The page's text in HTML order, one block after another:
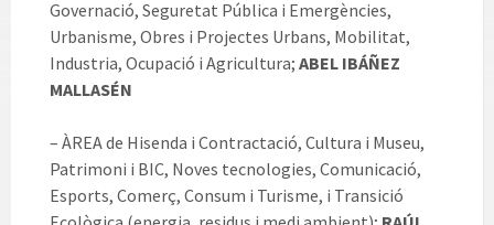
Governació, Seguretat Pública i Emergències,
Urbanisme, Obres i Projectes Urbans, Mobilitat,
Industria, Ocupació i Agricultura; ABEL IBÁÑEZ
MALLASÉN
– ÀREA de Hisenda i Contractació, Cultura i Museu,
Patrimoni i BIC, Noves tecnologies, Comunicació,
Esports, Comerç, Consum i Turisme, i Transició